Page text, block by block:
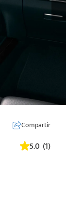
Compartir
5.0 (1)